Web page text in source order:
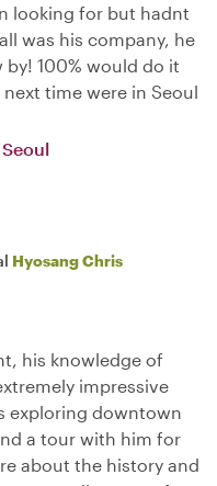
looking for but hadnt
was his company, he
by! 100% would do it
time were in Seoul
Hyosang Chris
his knowledge of
impressive
exploring downtown
a tour with him for
about the history and